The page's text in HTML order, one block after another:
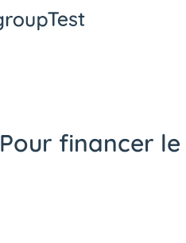
Pour financer